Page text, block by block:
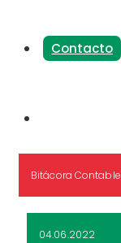
Contacto
Bitácora Contable
04.06.2022